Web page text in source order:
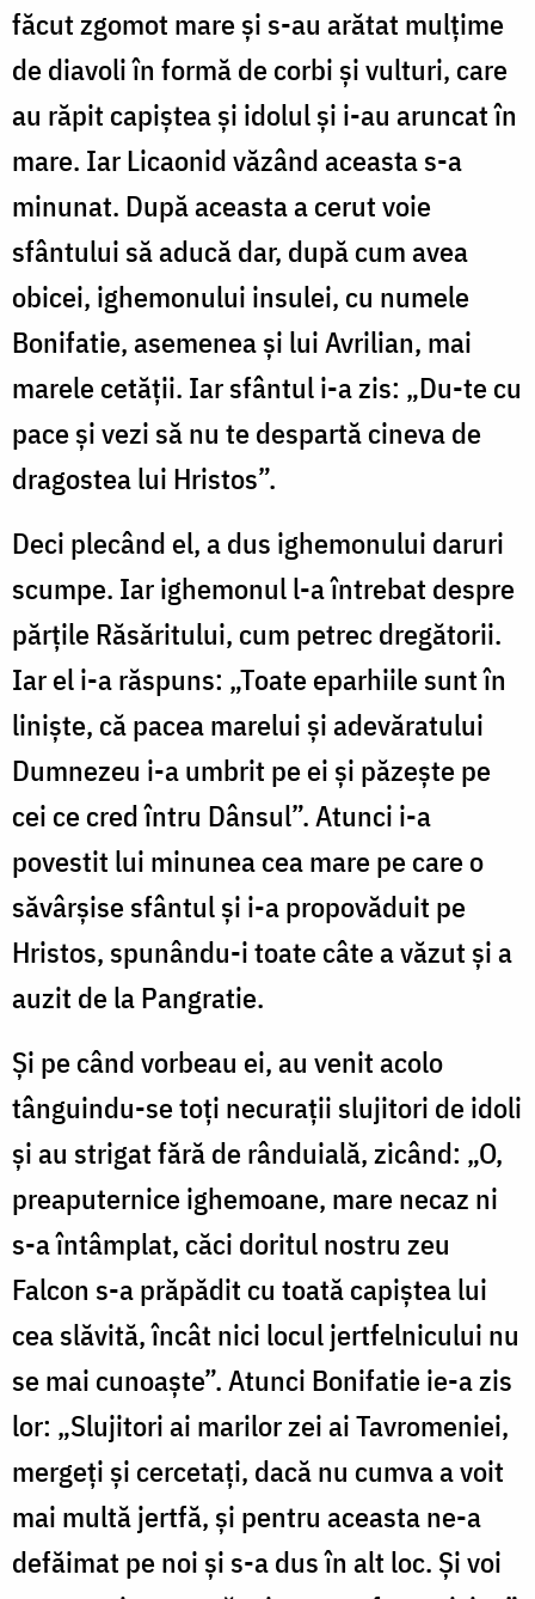
făcut zgomot mare și s-au arătat mulțime
de diavoli în formă de corbi și vulturi, care
au răpit capiștea și idolul și i-au aruncat în
mare. Iar Licaonid văzând aceasta s-a
minunat. După aceasta a cerut voie
sfântului să aducă dar, după cum avea
obicei, ighemonului insulei, cu numele
Bonifatie, asemenea și lui Avrilian, mai
marele cetății. Iar sfântul i-a zis: „Du-te cu
pace și vezi să nu te despartă cineva de
dragostea lui Hristos”.
Deci plecând el, a dus ighemonului daruri
scumpe. Iar ighemonul l-a întrebat despre
părțile Răsăritului, cum petrec dregătorii.
Iar el i-a răspuns: „Toate eparhiile sunt în
liniște, că pacea marelui și adevăratului
Dumnezeu i-a umbrit pe ei și păzește pe
cei ce cred întru Dânsul”. Atunci i-a
povestit lui minunea cea mare pe care o
săvârșise sfântul și i-a propovăduit pe
Hristos, spunându-i toate câte a văzut și a
auzit de la Pangratie.
Și pe când vorbeau ei, au venit acolo
tânguindu-se toți necurații slujitori de idoli
și au strigat fără de rânduială, zicând: „O,
preaputernice ighemoane, mare necaz ni
s-a întâmplat, căci doritul nostru zeu
Falcon s-a prăpădit cu toată capiștea lui
cea slăvită, încât nici locul jertfelnicului nu
se mai cunoaște”. Atunci Bonifatie ie-a zis
lor: „Slujitori ai marilor zei ai Tavromeniei,
mergeți și cercetați, dacă nu cumva a voit
mai multă jertfă, și pentru aceasta ne-a
defăimat pe noi și s-a dus în alt loc. Și voi